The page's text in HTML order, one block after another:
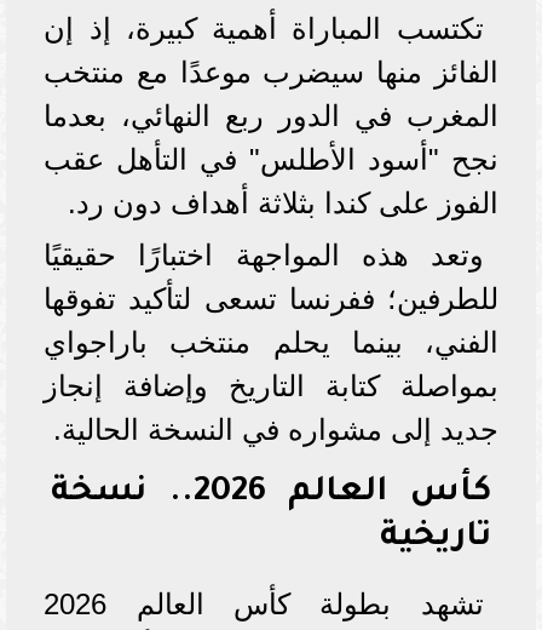
تكتسب المباراة أهمية كبيرة، إذ إن
الفائز منها سيضرب موعدًا مع منتخب
المغرب في الدور ربع النهائي، بعدما
نجح "أسود الأطلس" في التأهل عقب
الفوز على كندا بثلاثة أهداف دون رد.
وتعد هذه المواجهة اختبارًا حقيقيًا
للطرفين؛ ففرنسا تسعى لتأكيد تفوقها
الفني، بينما يحلم منتخب باراجواي
بمواصلة كتابة التاريخ وإضافة إنجاز
جديد إلى مشواره في النسخة الحالية.
كأس العالم 2026.. نسخة
تاريخية
تشهد بطولة كأس العالم 2026